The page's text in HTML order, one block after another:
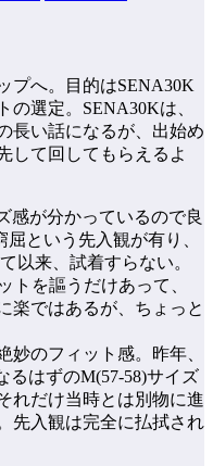
プへ。目的はSENA30K
選定。SENA30Kは、
長い話になるが、出始め
して回してもらえるよ
感が分かっているので良
という先入観が有り、
以来、試着すらない。
トを謳うだけあって、
楽ではあるが、ちょっと
のフィット感。昨年、
るはずのM(57-58)サイズ
れだけ当時とは別物に進
先入観は完全に払拭され